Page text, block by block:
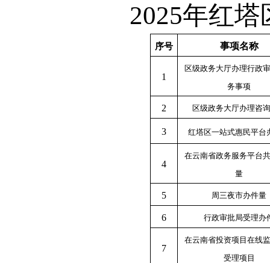
2025年红
序号 事项名称
1
区级政务大厅办理行政
务事项
2 区级政务大厅办理咨
3 红塔区一站式惠民平台
4
在云南省政务服务平台
量
5 周三夜市办件量
6 行政审批局受理办
7
在云南省投资项目在线
受理项目